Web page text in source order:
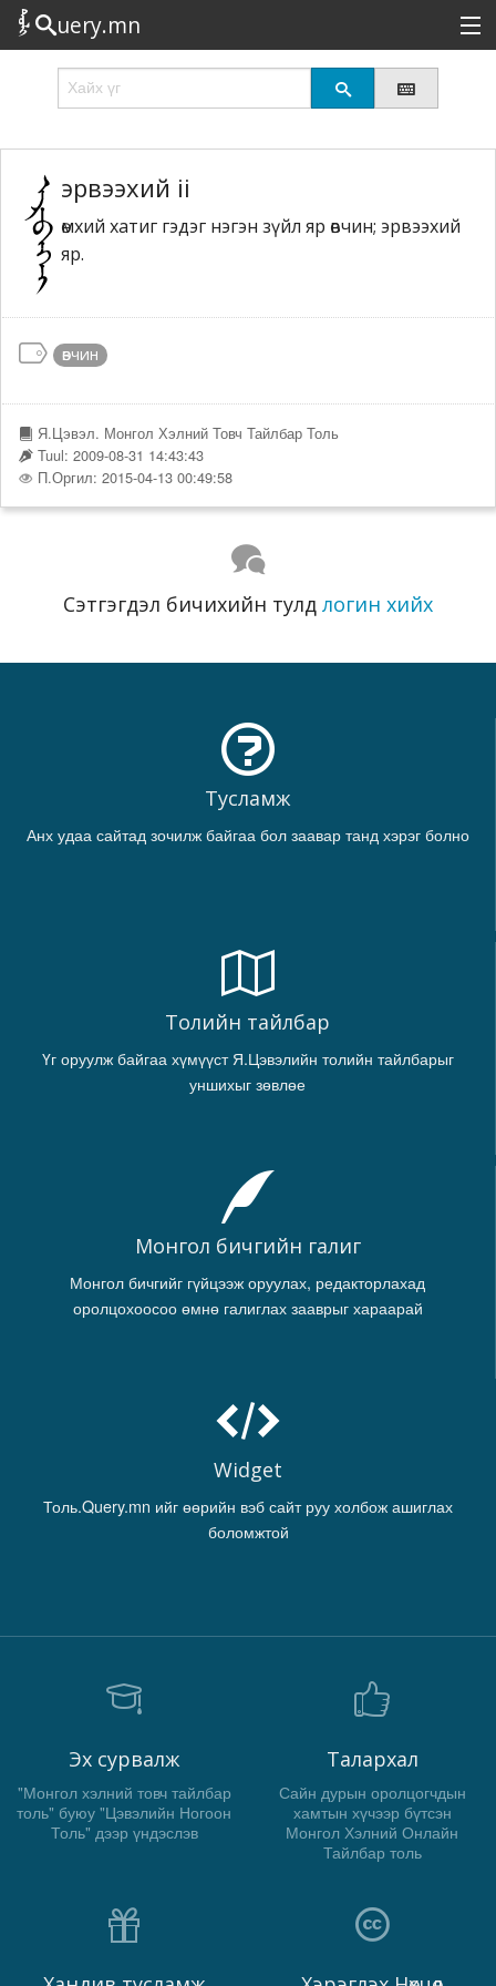
uery.mn
Сонирхолтой
Эрэлттэй
Төрөл
Татах
Логин
эрвээхий ii
өмхий хатиг гэдэг нэгэн зүйл яр өвчин; эрвээхий
яр.
өвчин
Я.Цэвэл. Монгол Хэлний Товч Тайлбар Толь
Tuul: 2009-08-31 14:43:43
П.Оргил: 2015-04-13 00:49:58
Сэтгэгдэл бичихийн тулд логин хийх
Тусламж
Анх удаа сайтад зочилж байгаа бол заавар танд хэрэг болно
Толийн тайлбар
Үг оруулж байгаа хүмүүст Я.Цэвэлийн толийн тайлбарыг
уншихыг зөвлөе
Монгол бичгийн галиг
Монгол бичгийг гүйцээж оруулах, редакторлахад
оролцохоосоо өмнө галиглах зааврыг хараарай
Widget
Толь.Query.mn ийг өөрийн вэб сайт руу холбож ашиглах
боломжтой
Эх сурвалж
"Монгол хэлний товч тайлбар
толь" буюу "Цэвэлийн Ногоон
Толь" дээр үндэслэв
Талархал
Сайн дурын оролцогчдын
хамтын хүчээр бүтсэн
Монгол Хэлний Онлайн
Тайлбар толь